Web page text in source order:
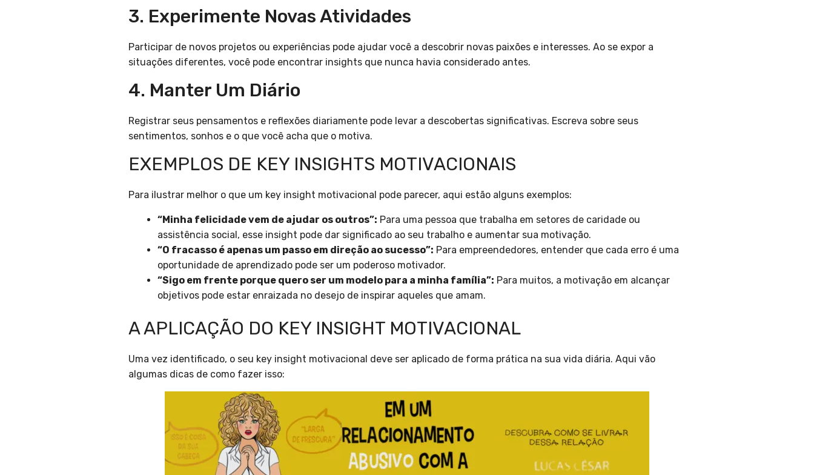
3. Experimente Novas Atividades
Participar de novos projetos ou experiências pode ajudar você a descobrir novas paixões e interesses. Ao se expor a
situações diferentes, você pode encontrar insights que nunca havia considerado antes.
4. Manter Um Diário
Registrar seus pensamentos e reflexões diariamente pode levar a descobertas significativas. Escreva sobre seus
sentimentos, sonhos e o que você acha que o motiva.
EXEMPLOS DE KEY INSIGHTS MOTIVACIONAIS
Para ilustrar melhor o que um key insight motivacional pode parecer, aqui estão alguns exemplos:
“Minha felicidade vem de ajudar os outros”: Para uma pessoa que trabalha em setores de caridade ou
assistência social, esse insight pode dar significado ao seu trabalho e aumentar sua motivação.
“O fracasso é apenas um passo em direção ao sucesso”: Para empreendedores, entender que cada erro é uma
oportunidade de aprendizado pode ser um poderoso motivador.
“Sigo em frente porque quero ser um modelo para a minha família”: Para muitos, a motivação em alcançar
objetivos pode estar enraizada no desejo de inspirar aqueles que amam.
A APLICAÇÃO DO KEY INSIGHT MOTIVACIONAL
Uma vez identificado, o seu key insight motivacional deve ser aplicado de forma prática na sua vida diária. Aqui vão
algumas dicas de como fazer isso: